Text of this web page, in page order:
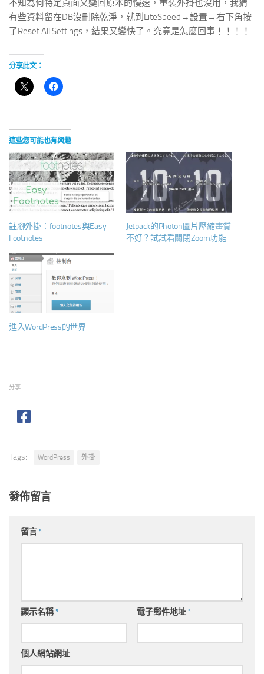
不知為何特定頁面又變回原本的慢速，重裝外掛也沒用，我猜
有些資料留在DB沒刪除乾淨，就到LiteSpeed→設置→右下角按
了Reset All Settings，結果又變快了。究竟是怎麼回事！！！！
分享此文：
這些您可能也有興趣
註腳外掛：footnotes與Easy
Footnotes
Jetpack的Photon圖片壓縮畫質
不好？試試看關閉Zoom功能
進入WordPress的世界
分享
Tags: WordPress 外掛
發佈留言
留言*
顯示名稱* 電子郵件地址*
個人網站網址